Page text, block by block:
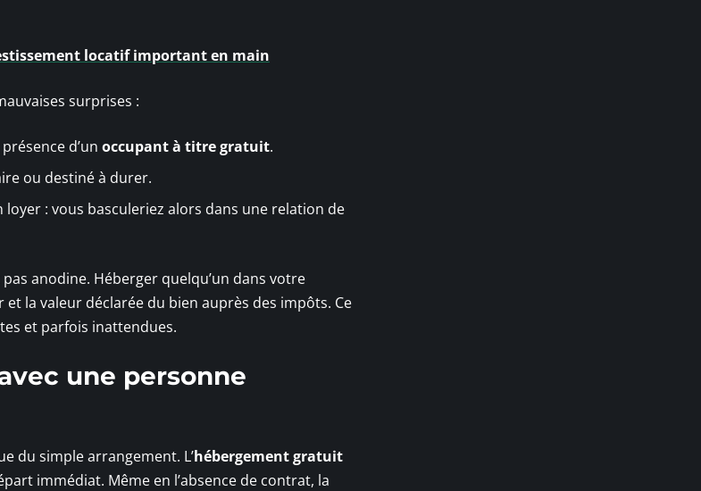
locatif important en main
surprises :
d’un occupant à titre gratuit.
ou destiné à durer.
: vous basculeriez alors dans une relation de
pas anodine. Héberger quelqu’un dans votre
la valeur déclarée du bien auprès des impôts. Ce
et parfois inattendues.
une personne
du simple arrangement. L’hébergement gratuit
immédiat. Même en l’absence de contrat, la